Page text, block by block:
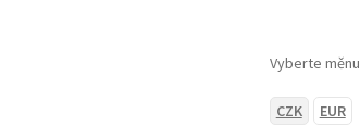
Vyberte
CZK EUR